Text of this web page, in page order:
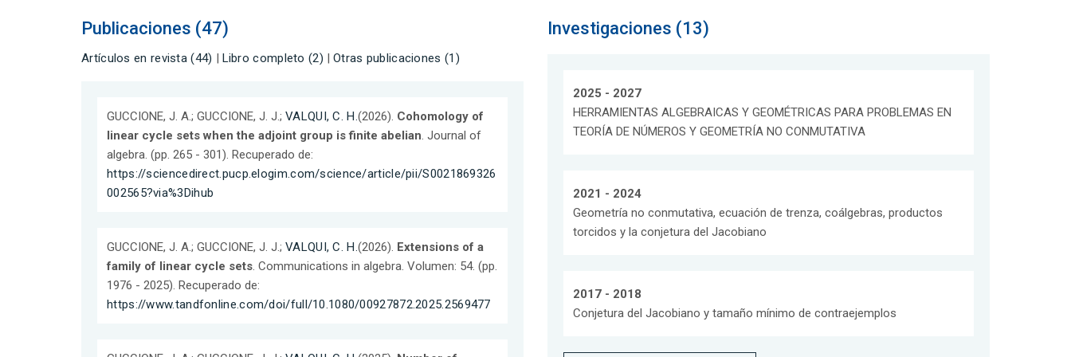
Publicaciones (47)
Artículos en revista (44) Libro completo (2) Otras publicaciones (1)
GUCCIONE, J. A.; GUCCIONE, J. J.; VALQUI, C. H.(2026). Cohomology of
linear cycle sets when the adjoint group is finite abelian. Journal of
algebra. (pp. 265 - 301). Recuperado de:
https://sciencedirect.pucp.elogim.com/science/article/pii/S0021869326
002565?via%3Dihub
GUCCIONE, J. A.; GUCCIONE, J. J.; VALQUI, C. H.(2026). Extensions of a
family of linear cycle sets. Communications in algebra. Volumen: 54. (pp.
1976 - 2025). Recuperado de:
https://www.tandfonline.com/doi/full/10.1080/00927872.2025.2569477
Investigaciones (13)
2025 - 2027
HERRAMIENTAS ALGEBRAICAS Y GEOMÉTRICAS PARA PROBLEMAS EN
TEORÍA DE NÚMEROS Y GEOMETRÍA NO CONMUTATIVA
2021 - 2024
Geometría no conmutativa, ecuación de trenza, coálgebras, productos
torcidos y la conjetura del Jacobiano
2017 - 2018
Conjetura del Jacobiano y tamaño mínimo de contraejemplos